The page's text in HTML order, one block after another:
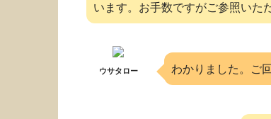
います。お手数ですがご参照いた
ウサタロー わかりました。ご